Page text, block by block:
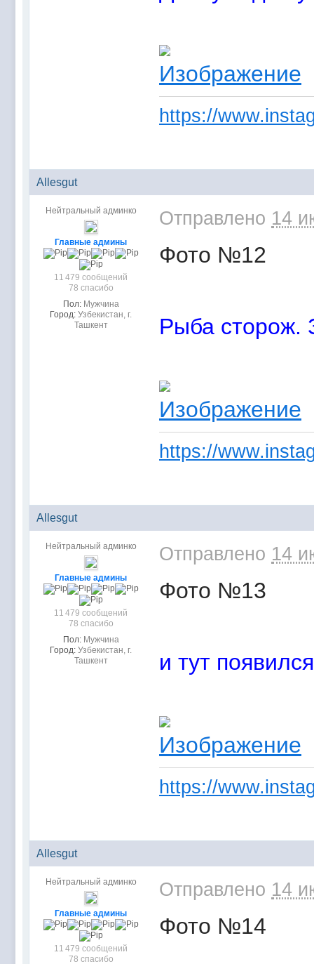
https://
Allesgut
Нейтральный админко
Главные админы
11 479 сообщений
78 спасибо
Пол: Мужчина
Город: Узбекистан, г.
Ташкент
Отправлено 14
Фото №12
Рыба сторож.
https://
Allesgut
Нейтральный админко
Главные админы
11 479 сообщений
78 спасибо
Пол: Мужчина
Город: Узбекистан, г.
Ташкент
Отправлено 14
Фото №13
и тут
https://
Allesgut
Нейтральный админко
Главные админы
11 479 сообщений
78 спасибо
Отправлено 14
Фото №14